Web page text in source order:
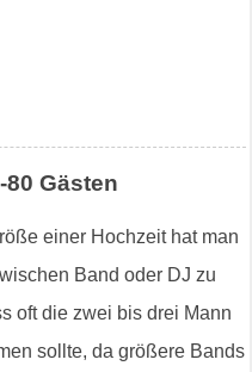
Gästen
einer Hochzeit hat man
Band oder DJ zu
oft die zwei bis drei Mann
sollte, da größere Bands